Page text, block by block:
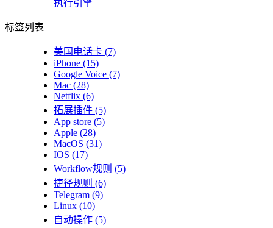
执行引擎
标签列表
美国电话卡 (7)
iPhone (15)
Google Voice (7)
Mac (28)
Netflix (6)
拓展插件 (5)
App store (5)
Apple (28)
MacOS (31)
IOS (17)
Workflow规则 (5)
捷径规则 (6)
Telegram (9)
Linux (10)
自动操作 (5)